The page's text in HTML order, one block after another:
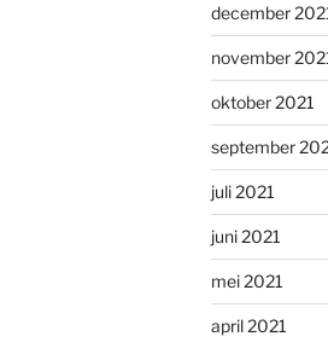
december
november
oktober 2021
september
juli 2021
juni 2021
mei 2021
april 2021